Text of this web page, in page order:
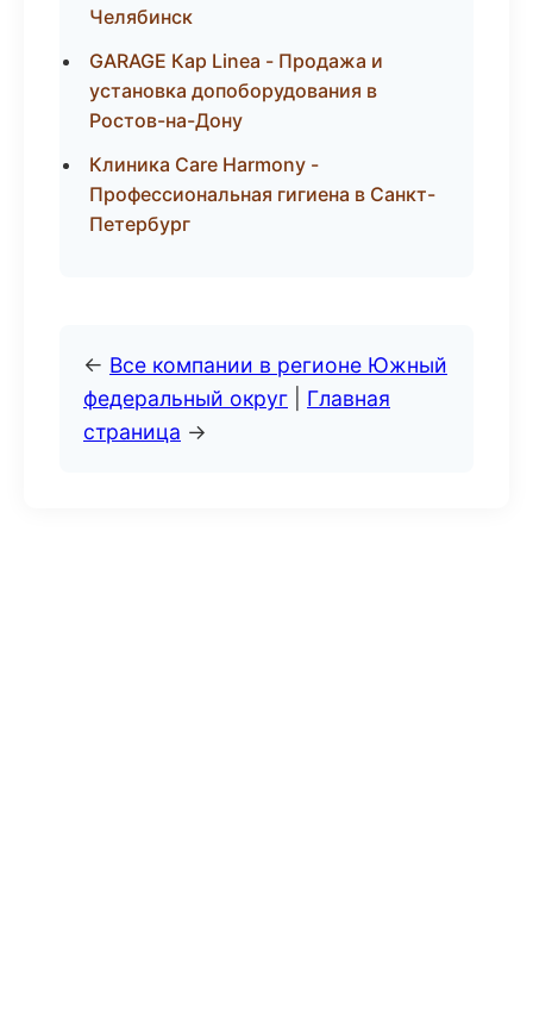
Челябинск
GARAGE Кар Linea - Продажа и
установка допоборудования в
Ростов-на-Дону
Клиника Care Harmony -
Профессиональная гигиена в Санкт-
Петербург
← Все компании в регионе Южный
федеральный округ
Главная
страница →